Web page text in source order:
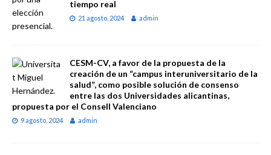
tiempo real
21 agosto, 2024 admin
CESM-CV, a favor de la propuesta de la
creación de un “campus interuniversitario de la
salud”, como posible solución de consenso
entre las dos Universidades alicantinas,
propuesta por el Consell Valenciano
9 agosto, 2024 admin